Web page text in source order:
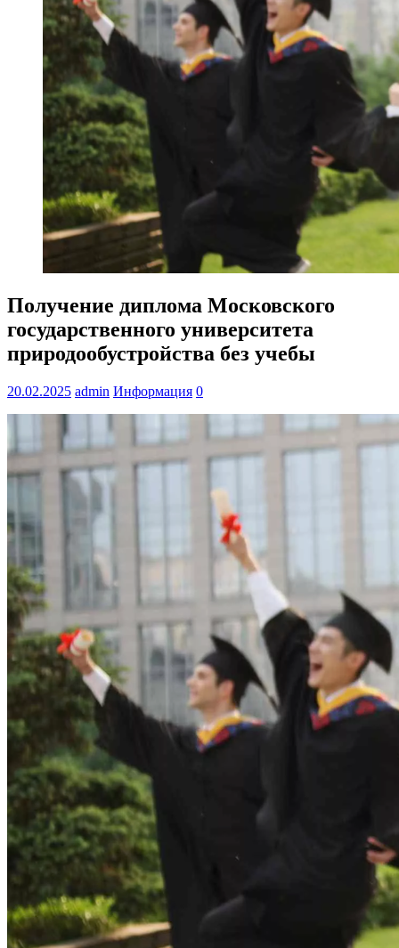
Получение диплома Московского
государственного университета
природообустройства без учебы
20.02.2025 admin Информация 0